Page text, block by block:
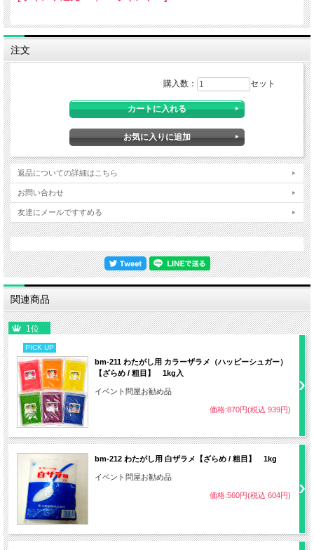
●移動販売など省スペースでの営業用
直径50ｃｍサイズのアルミ受皿を装
着したタイプです
★色の変更について
2024年7月以降、順次在庫がなくなり次第、FC-9
の機械本体部分の色をピンク色から写真の様なオ
レンジ色に変更していきます。
他の部分については変更ございません。予めご了
承ください。
注文
購入数： セット
返品についての詳細はこちら
お問い合わせ
友達にメールですすめる
関連商品
1位
PICK UP
bm-211 わたがし用 カラーザラメ（ハッピーシュガー）
【ざらめ / 粗目】 1kg入
イベント問屋お勧め品
価格:870円(税込 939円)
bm-212 わたがし用 白ザラメ【ざらめ / 粗目】 1kg
イベント問屋お勧め品
価格:560円(税込 604円)